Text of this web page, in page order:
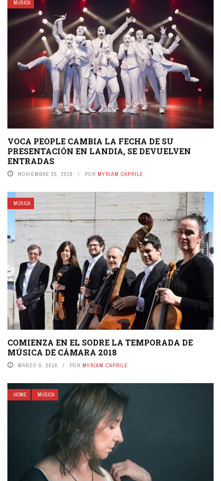
MÚSICA
VOCA PEOPLE CAMBIA LA FECHA DE SU
PRESENTACIÓN EN LANDIA, SE DEVUELVEN
ENTRADAS
NOVIEMBRE 25, 2018 POR MYRIAM CAPRILE
MÚSICA
COMIENZA EN EL SODRE LA TEMPORADA DE
MÚSICA DE CÁMARA 2018
MARZO 9, 2018 POR MYRIAM CAPRILE
HOME MÚSICA